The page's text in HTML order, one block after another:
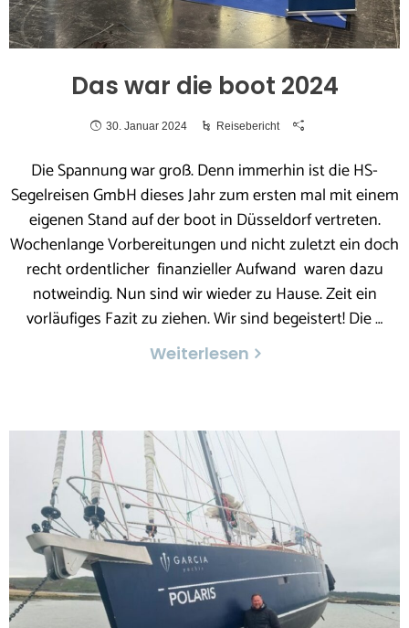
Das war die boot 2024
30. Januar 2024 Reisebericht
Die Spannung war groß. Denn immerhin ist die HS-
Segelreisen GmbH dieses Jahr zum ersten mal mit einem
eigenen Stand auf der boot in Düsseldorf vertreten.
Wochenlange Vorbereitungen und nicht zuletzt ein doch
recht ordentlicher finanzieller Aufwand waren dazu
notweindig. Nun sind wir wieder zu Hause. Zeit ein
vorläufiges Fazit zu ziehen. Wir sind begeistert! Die …
Weiterlesen